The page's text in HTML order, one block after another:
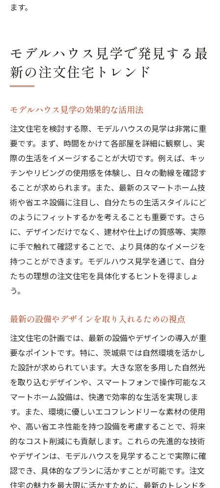
ます。
モデルハウス見学で発見する最
新の注文住宅トレンド
モデルハウス見学の効果的な活用法
注文住宅を検討する際、モデルハウスの見学は非常に重
要です。まず、時間をかけて各部屋を詳細に観察し、実
際の生活をイメージすることが大切です。例えば、キッ
チンやリビングの使用感を体験し、日々の動線を確認す
ることが求められます。また、最新のスマートホーム技
術や省エネ設備に注目し、自分たちの生活スタイルにど
のようにフィットするかを考えることも重要です。さら
に、デザインだけでなく、建材や仕上げの質感等、実際
に手で触れて確認することで、より具体的なイメージを
持つことができます。モデルハウス見学を通じて、自分
たちの理想の注文住宅を具体化するヒントを得ましょ
う。
最新の設備やデザインを取り入れるための視点
注文住宅の計画では、最新の設備やデザインの導入が重
要なポイントです。特に、茨城県では自然環境を活かし
た設計が求められています。大きな窓を多用した自然光
を取り込むデザインや、スマートフォンで操作可能なス
マートホーム設備は、快適で効率的な生活を実現しま
す。また、環境に優しいエコフレンドリーな素材の使用
や、高い省エネ性能を持つ設備を考慮することで、将来
的なコスト削減にも貢献します。これらの先進的な技術
やデザインは、モデルハウスを見学することで実際に確
認でき、具体的なプランに活かすことが可能です。注文
住宅の魅力を最大限に活かすために、最新のトレンドを